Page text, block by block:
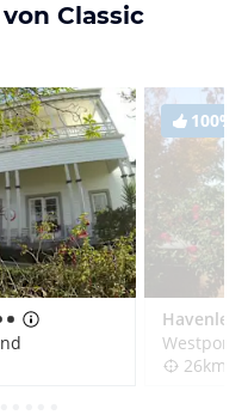
Classic
100%
Westport,
26km